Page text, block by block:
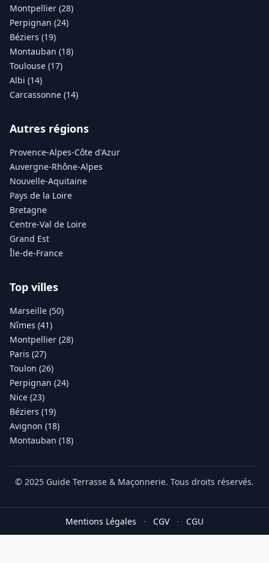
Montpellier (28)
Perpignan (24)
Béziers (19)
Montauban (18)
Toulouse (17)
Albi (14)
Carcassonne (14)
Autres régions
Provence-Alpes-Côte d'Azur
Auvergne-Rhône-Alpes
Nouvelle-Aquitaine
Pays de la Loire
Bretagne
Centre-Val de Loire
Grand Est
Île-de-France
Top villes
Marseille (50)
Nîmes (41)
Montpellier (28)
Paris (27)
Toulon (26)
Perpignan (24)
Nice (23)
Béziers (19)
Avignon (18)
Montauban (18)
© 2025 Guide Terrasse & Maçonnerie. Tous droits réservés.
Mentions Légales · CGV · CGU